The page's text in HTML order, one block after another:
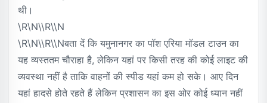
थी।
\r\n\\r\\n
\r\n\\r\\nबता दें कि यमुनानगर का पॉश एरिया मॉडल टाउन का
यह व्यस्ततम चौराहा है, लेकिन यहां पर किसी तरह की कोई लाइट की
व्यवस्था नहीं है ताकि वाहनों की स्पीड यहां कम हो सके। आए दिन
यहां हादसे होते रहते हैं लेकिन प्रशासन का इस ओर कोई ध्यान नहीं